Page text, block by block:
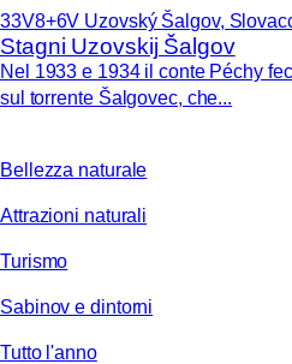
33V8+6V Uzovský Šalgov,
Stagni Uzovskij Šalgov
Nel 1933 e 1934 il conte Péchy
sul torrente Šalgovec, che...
Bellezza naturale
Attrazioni naturali
Turismo
Sabinov e dintorni
Tutto l'anno